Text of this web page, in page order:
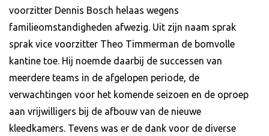
voorzitter Dennis Bosch helaas wegens
familieomstandigheden afwezig. Uit zijn naam sprak
sprak vice voorzitter Theo Timmerman de bomvolle
kantine toe. Hij noemde daarbij de successen van
meerdere teams in de afgelopen periode, de
verwachtingen voor het komende seizoen en de oproep
aan vrijwilligers bij de afbouw van de nieuwe
kleedkamers. Tevens was er de dank voor de diverse